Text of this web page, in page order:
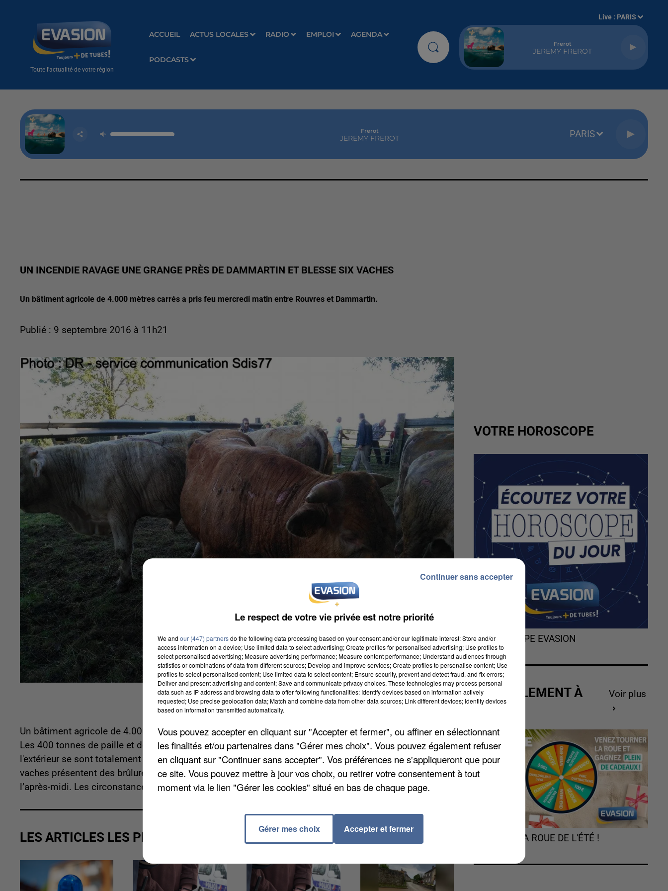
Toute l'actualité de votre région
ACCUEIL ACTUS LOCALES RADIO EMPLOI AGENDA
PODCASTS
Live : PARIS
Frerot
JEREMY FREROT
Frerot
JEREMY FREROT PARIS
UN INCENDIE RAVAGE UNE GRANGE PRÈS DE DAMMARTIN ET BLESSE SIX VACHES
Un bâtiment agricole de 4.000 mètres carrés a pris feu mercredi matin entre Rouvres et Dammartin.
Publié : 9 septembre 2016 à 11h21
Un bâtiment agricole de 4.000 mètres carrés a pris feu mercredi matin entre Rouvres et Dammartin.
Les 400 tonnes de paille et de foin entreposés à l'intérieur de la grange et les 350 tonnes de paille à
l'extérieur se sont totalement embrasés. Le bétail, qui se trouvait à l’intérieur, a pu être évacué mais six
vaches présentent des brûlures. Les pompiers ont surveillé la paille qui s'est consumée jusque dans
l’après-midi. Les circonstances de l’incendie restent à déterminer.
LES ARTICLES LES PLUS VUS
VOTRE HOROSCOPE
L'HOROSCOPE EVASION
ACTUELLEMENT À
GAGNER
Voir plus
TOURNEZ LA ROUE DE L'ÉTÉ !
Le respect de votre vie privée est notre priorité
We and our (447) partnersdo the following data processing based on your consent and/or our legitimate interest: Store and/or
access information on a device; Use limited data to select advertising; Create profiles for personalised advertising; Use profiles to
select personalised advertising; Measure advertising performance; Measure content performance; Understand audiences through
statistics or combinations of data from different sources; Develop and improve services; Create profiles to personalise content; Use
profiles to select personalised content; Use limited data to select content; Ensure security, prevent and detect fraud, and fix errors;
Deliver and present advertising and content; Save and communicate privacy choices. These technologies may process personal
data such as IP address and browsing data to offer following functionalities: Identify devices based on information actively
requested; Use precise geolocation data; Match and combine data from other data sources; Link different devices; Identify devices
based on information transmitted automatically.
Vous pouvez accepter en cliquant sur "Accepter et fermer", ou affiner en sélectionnant
les finalités et/ou partenaires dans "Gérer mes choix". Vous pouvez également refuser
en cliquant sur "Continuer sans accepter". Vos préférences ne s'appliqueront que pour
ce site. Vous pouvez mettre à jour vos choix, ou retirer votre consentement à tout
moment via le lien "Gérer les cookies" situé en bas de chaque page.
Gérer mes choix Accepter et fermer
Continuer sans accepter